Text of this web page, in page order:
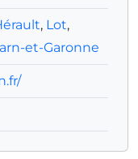
, Lot,
et-Garonne